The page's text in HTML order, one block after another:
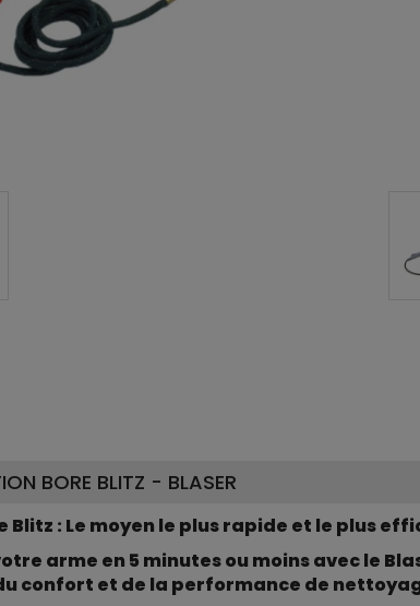
BORE BLITZ - BLASER
Blitz : Le moyen le plus rapide et le plus
arme en 5 minutes ou moins avec le
confort et de la performance de